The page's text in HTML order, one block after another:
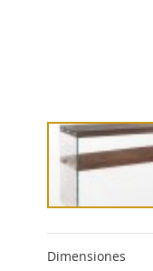
Dimensiones